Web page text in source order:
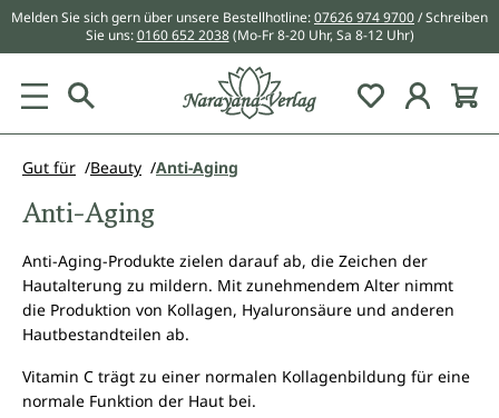
springen
Melden Sie sich gern über unsere Bestellhotline:07626 974 9700/ Schreiben
Sie uns:0160 652 2038 (Mo-Fr 8-20 Uhr, Sa 8-12 Uhr)
Du hast 0
Gut für Beauty Anti-Aging
Anti-Aging
Anti-Aging-Produkte zielen darauf ab, die Zeichen der
Hautalterung zu mildern. Mit zunehmendem Alter nimmt
die Produktion von Kollagen, Hyaluronsäure und anderen
Hautbestandteilen ab.
Vitamin C trägt zu einer normalen Kollagenbildung für eine
normale Funktion der Haut bei.